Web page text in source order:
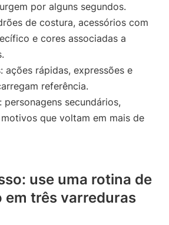
por alguns segundos.
de costura, acessórios com
e cores associadas a
ações rápidas, expressões e
referência.
personagens secundários,
que voltam em mais de
use uma rotina de
em três varreduras